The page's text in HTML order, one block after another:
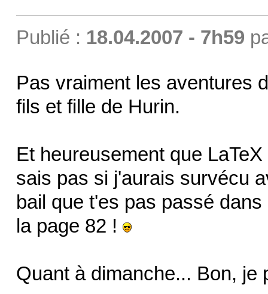
Publié : 18.04.2007 - 7h59
Pas vraiment les aventures
fils et fille de Hurin.
Et heureusement que
sais pas si j'aurais survécu
bail que t'es pas passé
la page 82 !
Quant à dimanche... Bon, je